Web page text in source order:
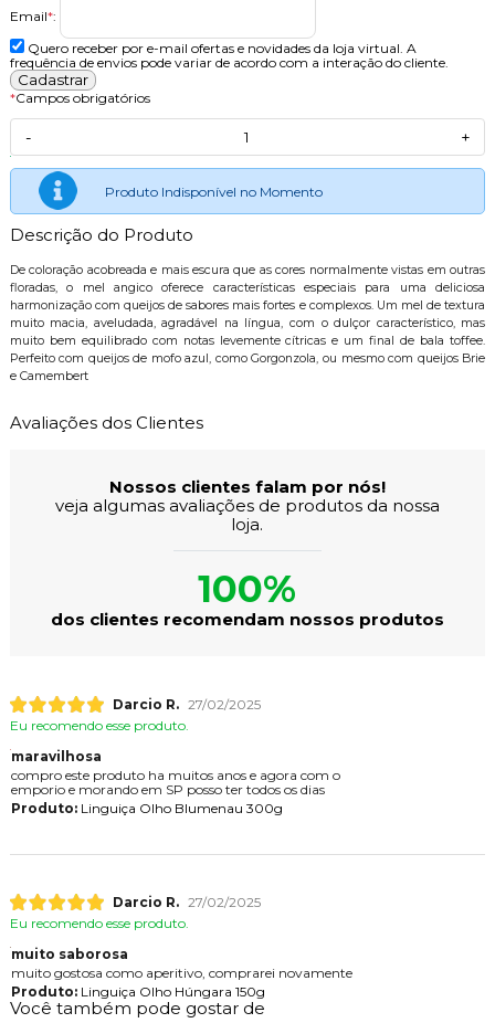
Email*:
Quero receber por e-mail ofertas e novidades da loja virtual. A
frequência de envios pode variar de acordo com a interação do cliente.
*Campos obrigatórios
- +
Produto Indisponível no Momento
Descrição do Produto
De coloração acobreada e mais escura que as cores normalmente vistas em outras
floradas, o mel angico oferece características especiais para uma deliciosa
harmonização com queijos de sabores mais fortes e complexos. Um mel de textura
muito macia, aveludada, agradável na língua, com o dulçor característico, mas
muito bem equilibrado com notas levemente cítricas e um final de bala toffee.
Perfeito com queijos de mofo azul, como Gorgonzola, ou mesmo com queijos Brie
e Camembert
Avaliações dos Clientes
Nossos clientes falam por nós!
veja algumas avaliações de produtos da nossa
loja.
100%
dos clientes recomendam nossos produtos
Darcio R. 27/02/2025
Eu recomendo esse produto.
maravilhosa
compro este produto ha muitos anos e agora com o
emporio e morando em SP posso ter todos os dias
Produto:Linguiça Olho Blumenau 300g
Darcio R. 27/02/2025
Eu recomendo esse produto.
muito saborosa
muito gostosa como aperitivo, comprarei novamente
Produto:Linguiça Olho Húngara 150g
Você também pode gostar de